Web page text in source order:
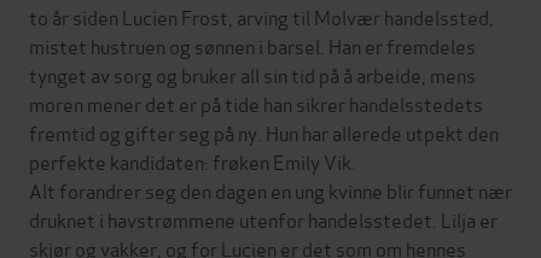
to år siden Lucien Frost, arving til Molvær handelssted,
mistet hustruen og sønnen i barsel. Han er fremdeles
tynget av sorg og bruker all sin tid på å arbeide, mens
moren mener det er på tide han sikrer handelsstedets
fremtid og gifter seg på ny. Hun har allerede utpekt den
perfekte kandidaten: frøken Emily Vik.
Alt forandrer seg den dagen en ung kvinne blir funnet nær
druknet i havstrømmene utenfor handelsstedet. Lilja er
skjør og vakker, og for Lucien er det som om hennes